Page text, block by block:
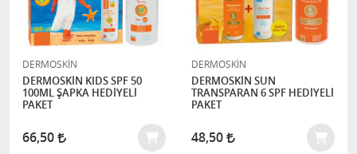
DERMOSKİN
DERMOSKİN KIDS SPF 50
100ML ŞAPKA HEDİYELİ
PAKET
66,50
DERMOSKİN
DERMOSKİN SUN
TRANSPARAN 6 SPF HEDİYELİ
PAKET
48,50